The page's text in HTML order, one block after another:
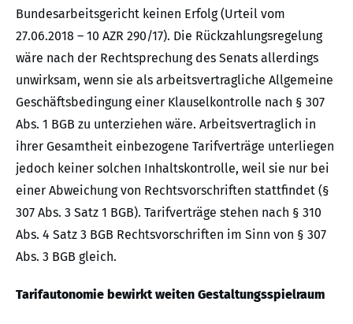
Bundesarbeitsgericht keinen Erfolg (Urteil vom
27.06.2018 – 10 AZR 290/17). Die Rückzahlungsregelung
wäre nach der Rechtsprechung des Senats allerdings
unwirksam, wenn sie als arbeitsvertragliche Allgemeine
Geschäftsbedingung einer Klauselkontrolle nach § 307
Abs. 1 BGB zu unterziehen wäre. Arbeitsvertraglich in
ihrer Gesamtheit einbezogene Tarifverträge unterliegen
jedoch keiner solchen Inhaltskontrolle, weil sie nur bei
einer Abweichung von Rechtsvorschriften stattfindet (§
307 Abs. 3 Satz 1 BGB). Tarifverträge stehen nach § 310
Abs. 4 Satz 3 BGB Rechtsvorschriften im Sinn von § 307
Abs. 3 BGB gleich.
Tarifautonomie bewirkt weiten Gestaltungsspielraum